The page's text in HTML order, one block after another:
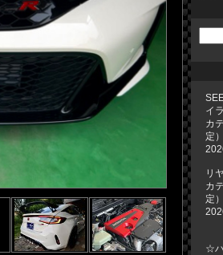
イ
カ
定）
リ
カ
定）
☆